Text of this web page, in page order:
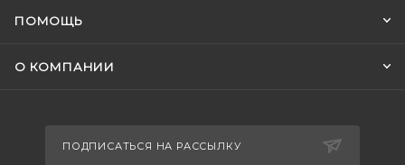
ПОМОЩЬ
О КОМПАНИИ
ПОДПИСАТЬСЯ НА РАССЫЛКУ